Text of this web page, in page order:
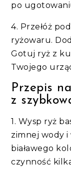
po
4. Przełóż
ryżowaru.
Gotuj ryż z
Twojego
Przepis
z
1. Wysp ryż
zimnej wody i
białawego
czynność